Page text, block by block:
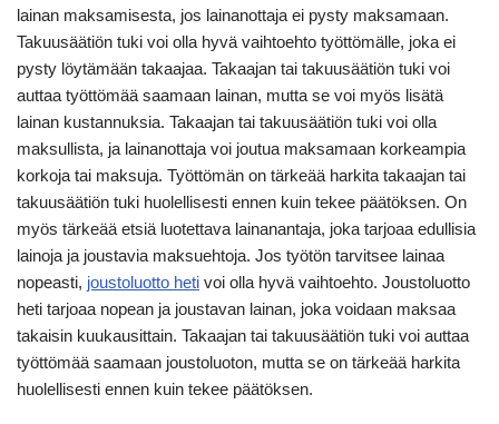
lainan maksamisesta, jos lainanottaja ei pysty maksamaan.
Takuusäätiön tuki voi olla hyvä vaihtoehto työttömälle, joka ei
pysty löytämään takaajaa. Takaajan tai takuusäätiön tuki voi
auttaa työttömää saamaan lainan, mutta se voi myös lisätä
lainan kustannuksia. Takaajan tai takuusäätiön tuki voi olla
maksullista, ja lainanottaja voi joutua maksamaan korkeampia
korkoja tai maksuja. Työttömän on tärkeää harkita takaajan tai
takuusäätiön tuki huolellisesti ennen kuin tekee päätöksen. On
myös tärkeää etsiä luotettava lainanantaja, joka tarjoaa edullisia
lainoja ja joustavia maksuehtoja. Jos työtön tarvitsee lainaa
nopeasti, joustoluotto heti voi olla hyvä vaihtoehto. Joustoluotto
heti tarjoaa nopean ja joustavan lainan, joka voidaan maksaa
takaisin kuukausittain. Takaajan tai takuusäätiön tuki voi auttaa
työttömää saamaan joustoluoton, mutta se on tärkeää harkita
huolellisesti ennen kuin tekee päätöksen.